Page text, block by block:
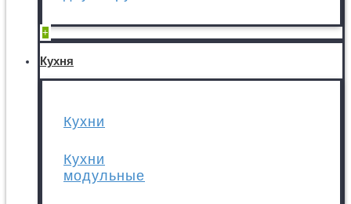
+
Кухня
Кухни
Кухни
модульные